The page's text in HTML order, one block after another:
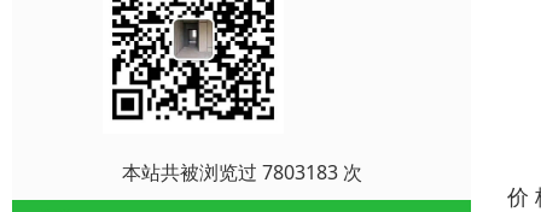
本站共被浏览过 7803183 次
价